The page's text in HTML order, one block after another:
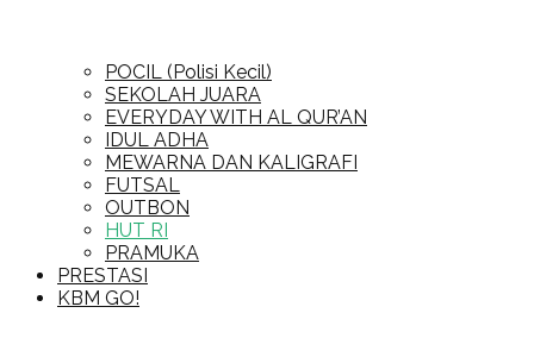
POCIL (Polisi Kecil)
SEKOLAH JUARA
EVERYDAY WITH AL QUR’AN
IDUL ADHA
MEWARNA DAN KALIGRAFI
FUTSAL
OUTBON
HUT RI
PRAMUKA
PRESTASI
KBM GO!